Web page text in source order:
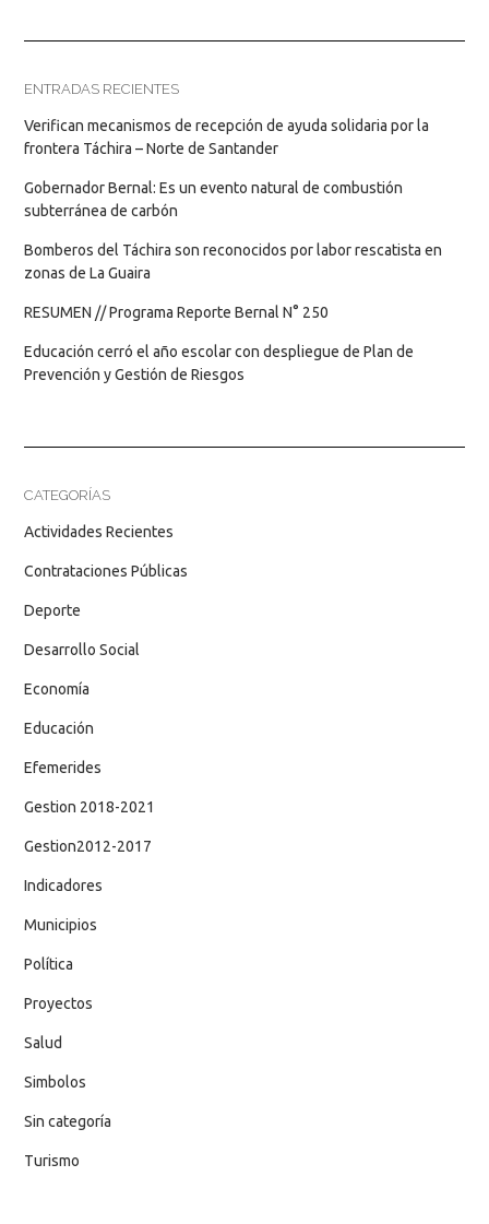
ENTRADAS RECIENTES
Verifican mecanismos de recepción de ayuda solidaria por la
frontera Táchira – Norte de Santander
Gobernador Bernal: Es un evento natural de combustión
subterránea de carbón
Bomberos del Táchira son reconocidos por labor rescatista en
zonas de La Guaira
RESUMEN // Programa Reporte Bernal N° 250
Educación cerró el año escolar con despliegue de Plan de
Prevención y Gestión de Riesgos
CATEGORÍAS
Actividades Recientes
Contrataciones Públicas
Deporte
Desarrollo Social
Economía
Educación
Efemerides
Gestion 2018-2021
Gestion2012-2017
Indicadores
Municipios
Política
Proyectos
Salud
Simbolos
Sin categoría
Turismo